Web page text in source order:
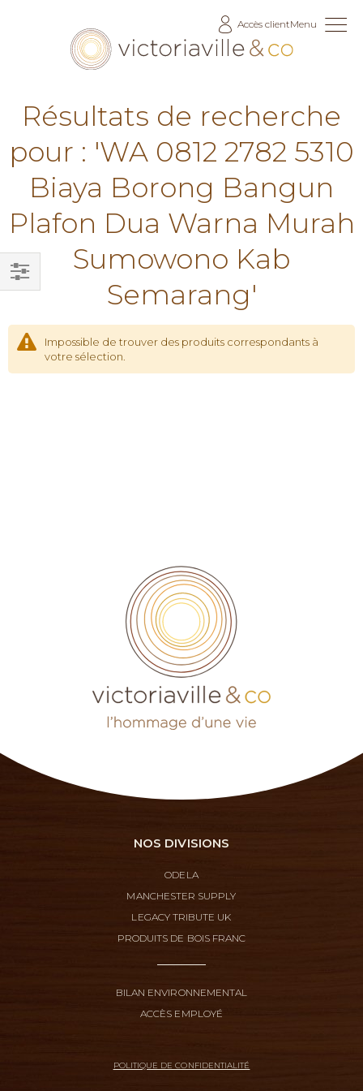
Accès clientMenu
Résultats de recherche
pour : 'WA 0812 2782 5310
Biaya Borong Bangun
Plafon Dua Warna Murah
Sumowono Kab
Semarang'
Impossible de trouver des produits correspondants à
votre sélection.
Filtrer
NOS DIVISIONS
ODELA
MANCHESTER SUPPLY
LEGACY TRIBUTE UK
PRODUITS DE BOIS FRANC
BILAN ENVIRONNEMENTAL
ACCÈS EMPLOYÉ
POLITIQUE DE CONFIDENTIALITÉ